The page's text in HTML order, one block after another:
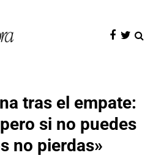
tras el empate:
si no puedes
no pierdas»